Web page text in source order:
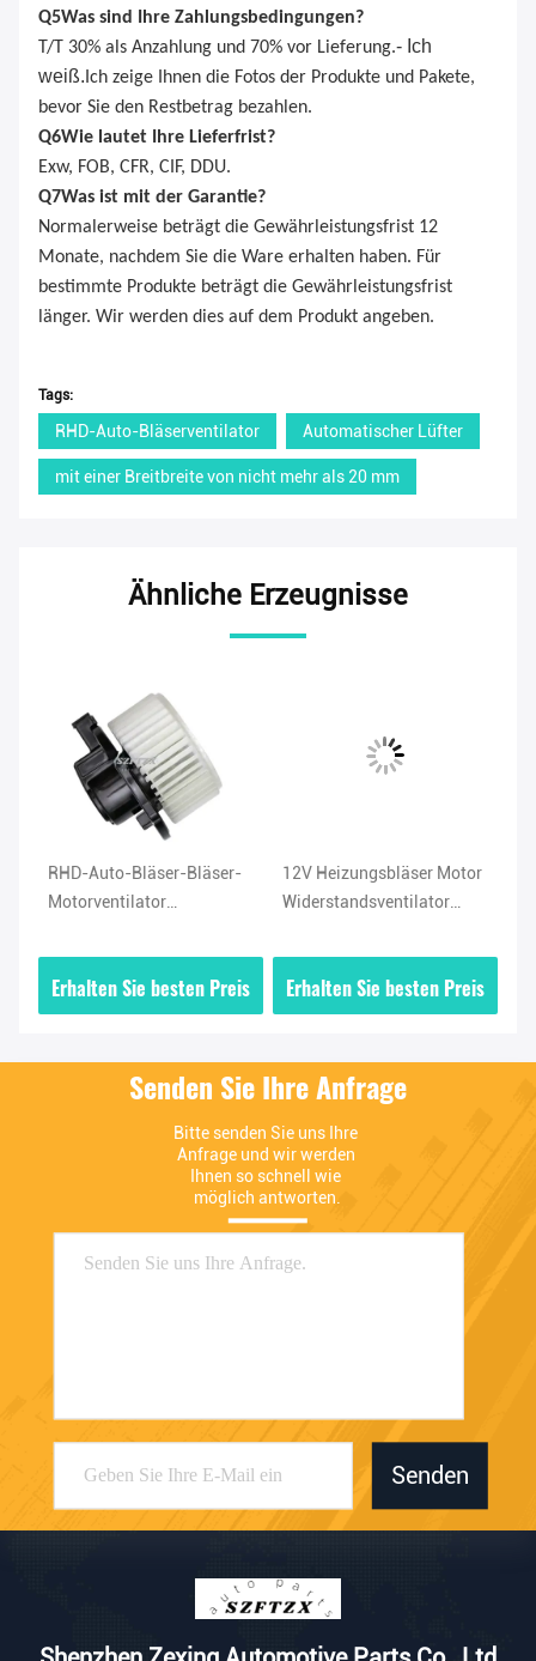
Q5Was sind Ihre Zahlungsbedingungen?
T/T 30% als Anzahlung und 70% vor Lieferung.- Ich
weiß. Ich zeige Ihnen die Fotos der Produkte und Pakete,
bevor Sie den Restbetrag bezahlen.
Q6Wie lautet Ihre Lieferfrist?
Exw, FOB, CFR, CIF, DDU.
Q7Was ist mit der Garantie?
Normalerweise beträgt die Gewährleistungsfrist 12
Monate, nachdem Sie die Ware erhalten haben. Für
bestimmte Produkte beträgt die Gewährleistungsfrist
länger. Wir werden dies auf dem Produkt angeben.
Tags:
RHD-Auto-Bläserventilator Automatischer Lüfter
mit einer Breitbreite von nicht mehr als 20 mm
Ähnliche Erzeugnisse
RHD-Auto-Bläser-Bläser-
Motorventilator
TOYOTA HARRIER
FRONTLANDER 2003-2012
Erhalten Sie besten Preis
12V Heizungsbläser Motor
Widerstandsventilator
VW TOUAREG
Erhalten Sie besten Preis
Senden Sie Ihre Anfrage
Bitte senden Sie uns Ihre
Anfrage und wir werden
Ihnen so schnell wie
möglich antworten.
Senden